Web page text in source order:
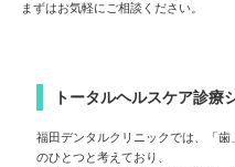
まずはお気軽にご相談ください。
トータルヘルスケア診療
福田デンタルクリニックでは、「
のひとつと考えており、